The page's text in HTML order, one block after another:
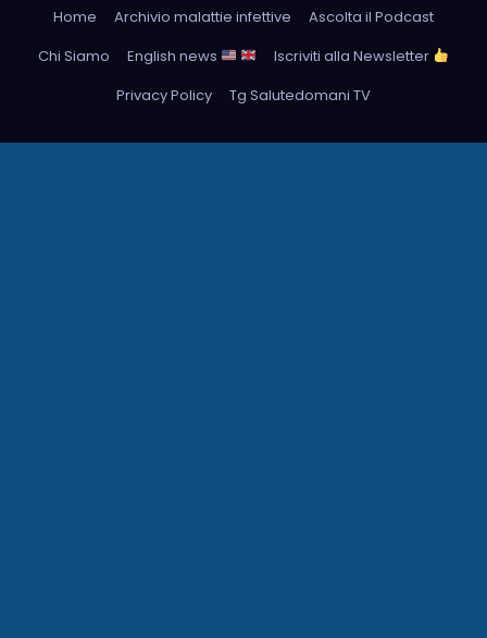
Home Archivio malattie infettive
Ascolta il Podcast
Chi Siamo
English news
Iscriviti alla Newsletter
Privacy Policy
Tg Salutedomani TV